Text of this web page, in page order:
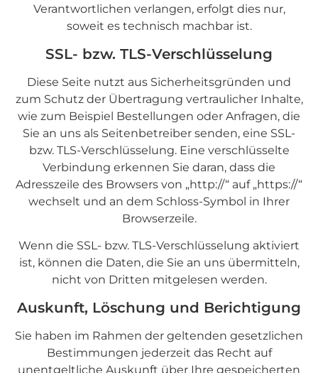
Verantwortlichen verlangen, erfolgt dies nur,
soweit es technisch machbar ist.
SSL- bzw. TLS-Verschlüsselung
Diese Seite nutzt aus Sicherheitsgründen und
zum Schutz der Übertragung vertraulicher Inhalte,
wie zum Beispiel Bestellungen oder Anfragen, die
Sie an uns als Seitenbetreiber senden, eine SSL-
bzw. TLS-Verschlüsselung. Eine verschlüsselte
Verbindung erkennen Sie daran, dass die
Adresszeile des Browsers von „http://“ auf „https://“
wechselt und an dem Schloss-Symbol in Ihrer
Browserzeile.
Wenn die SSL- bzw. TLS-Verschlüsselung aktiviert
ist, können die Daten, die Sie an uns übermitteln,
nicht von Dritten mitgelesen werden.
Auskunft, Löschung und Berichtigung
Sie haben im Rahmen der geltenden gesetzlichen
Bestimmungen jederzeit das Recht auf
unentgeltliche Auskunft über Ihre gespeicherten